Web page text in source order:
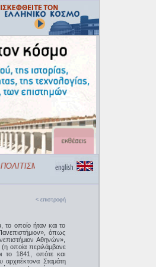
«ΕΛΛΗΝΙΚΟΣ ΚΟΣΜΟΣ»
< επιστροφή
το οποίο ήταν και το
όπως
Αθηνών»,
οποία περιλάμβανε
το 1841, οπότε και
αρχιτέκτονα Σταμάτη